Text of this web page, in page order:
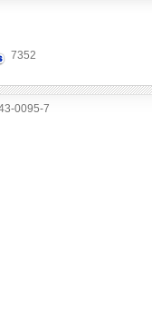
7352
0095-7